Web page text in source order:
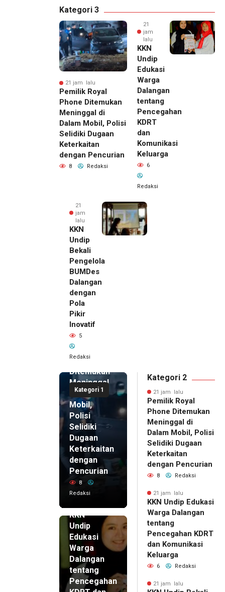
Kategori 3
21 jam lalu
Pemilik Royal
Phone Ditemukan
Meninggal di
Dalam Mobil, Polisi
Selidiki Dugaan
Keterkaitan
dengan Pencurian
8 Redaksi
21
jam
lalu
KKN
Undip
Edukasi
Warga
Dalangan
tentang
Pencegahan
KDRT
dan
Komunikasi
Keluarga
6
Redaksi
21
jam
lalu
KKN
Undip
Bekali
Pengelola
BUMDes
Dalangan
dengan
Pola
Pikir
Inovatif
5
Redaksi
Kategori 1
21 jam lalu
Pemilik
Royal
Phone
Ditemukan
Meninggal
di Dalam
Mobil,
Polisi
Selidiki
Dugaan
Keterkaitan
dengan
Pencurian
8
Redaksi
KKN
Undip
Edukasi
Warga
Dalangan
tentang
Pencegahan
Kategori 2
21 jam lalu
Pemilik Royal
Phone Ditemukan
Meninggal di
Dalam Mobil, Polisi
Selidiki Dugaan
Keterkaitan
dengan Pencurian
8 Redaksi
21 jam lalu
KKN Undip Edukasi
Warga Dalangan
tentang
Pencegahan KDRT
dan Komunikasi
Keluarga
6 Redaksi
21 jam lalu